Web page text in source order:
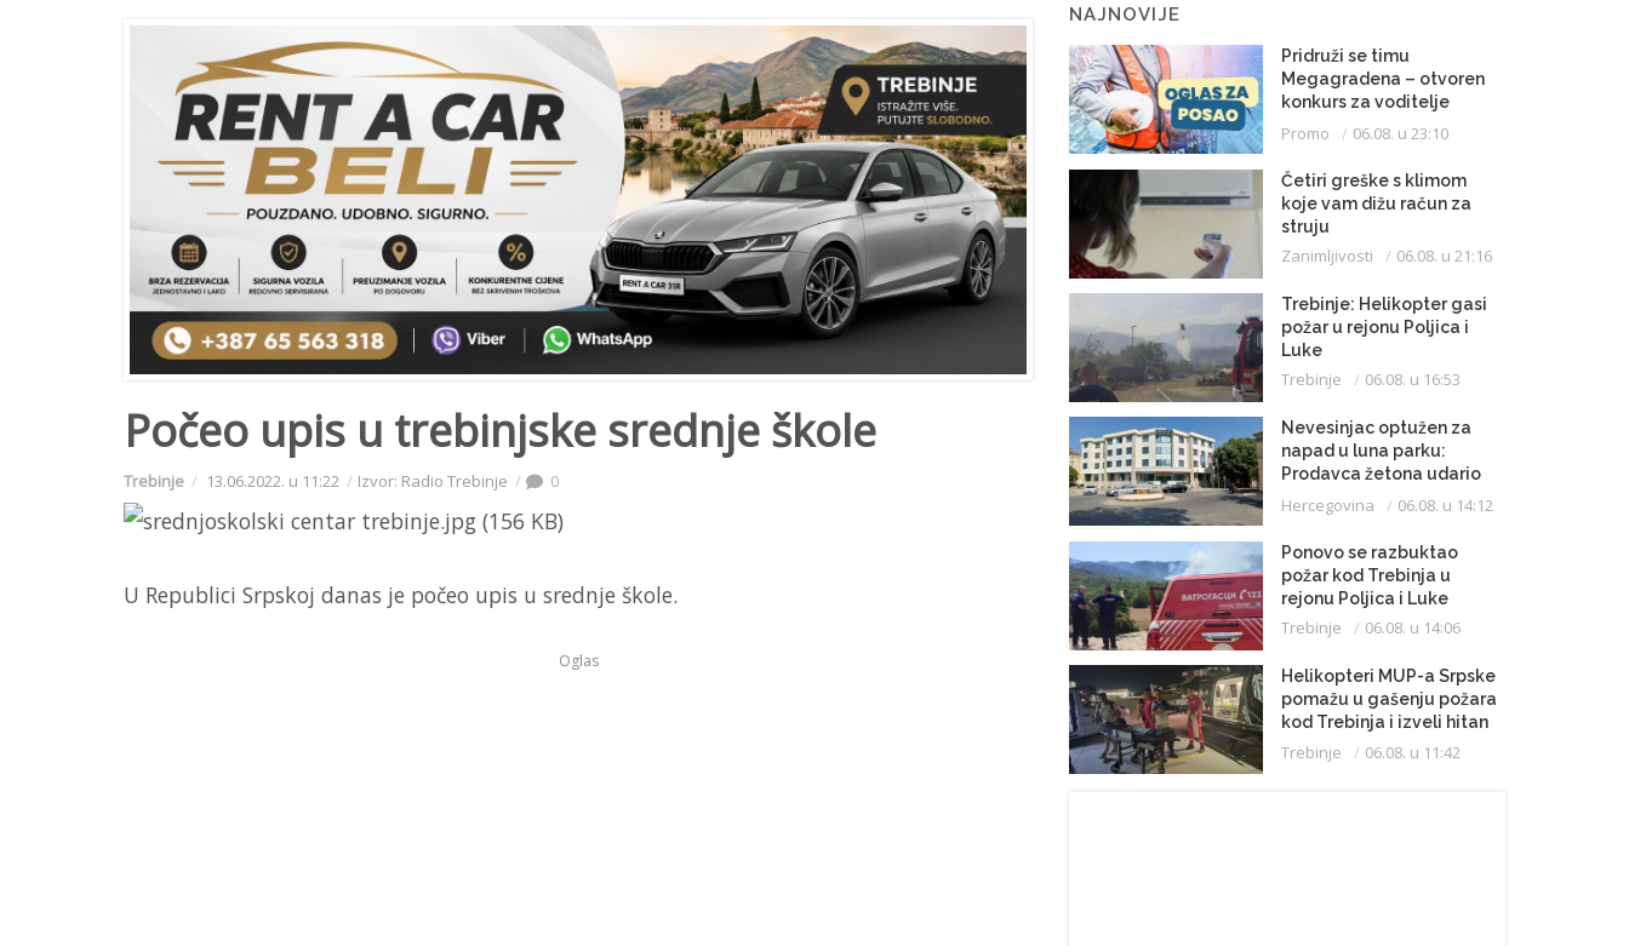
Počeo upis u trebinjske srednje škole
Trebinje 13.06.2022. u 11:22 Izvor: Radio Trebinje 0
U Republici Srpskoj danas je počeo upis u srednje škole.
Oglas
NAJNOVIJE
Pridruži se timu
Megagradena – otvoren
konkurs za voditelje
gradilišta
Promo 06.08. u 23:10
Četiri greške s klimom
koje vam dižu račun za
struju
Zanimljivosti 06.08. u 21:16
Trebinje: Helikopter gasi
požar u rejonu Poljica i
Luke
Trebinje 06.08. u 16:53
Nevesinjac optužen za
napad u luna parku:
Prodavca žetona udario
mikrofonom u glavu
Hercegovina 06.08. u 14:12
Ponovo se razbuktao
požar kod Trebinja u
rejonu Poljica i Luke
Trebinje 06.08. u 14:06
Helikopteri MUP-a Srpske
pomažu u gašenju požara
kod Trebinja i izveli hitan
medicinski let do
Beograda
Trebinje 06.08. u 11:42